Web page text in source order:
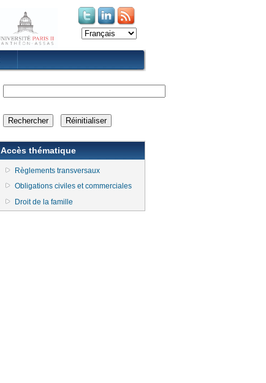
(le lien est externe)
(le lien est externe)
Accès thématique
Règlements transversaux
Obligations civiles et commerciales
Droit de la famille